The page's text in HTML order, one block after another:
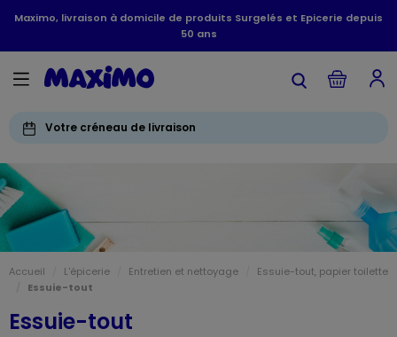
Maximo, livraison à domicile de produits Surgelés et Epicerie depuis
50 ans
Votre créneau de livraison
Accueil L'épicerie Entretien et nettoyage
Essuie-tout, papier toilette
Essuie-tout
Essuie-tout